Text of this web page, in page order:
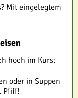
Mit eingelegtem
hoch im Kurs:
oder in Suppen
Pfiff!